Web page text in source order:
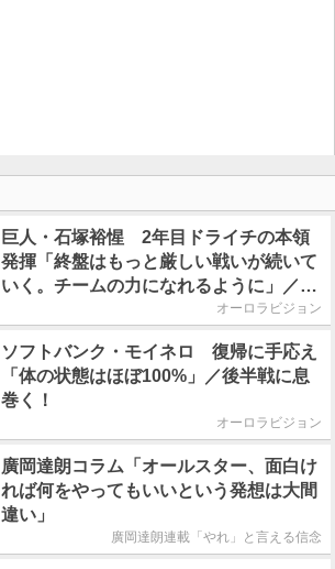
巨人・石塚裕惺 2年目ドライチの本領
発揮「終盤はもっと厳しい戦いが続いて
いく。チームの力になれるように」／後
オーロラビジョン
ソフトバンク・モイネロ 復帰に手応え
「体の状態はほぼ100%」／後半戦に息
巻く！
オーロラビジョン
廣岡達朗コラム「オールスター、面白け
れば何をやってもいいという発想は大間
違い」
廣岡達朗連載「やれ」と言える信念